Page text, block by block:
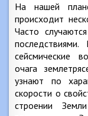
На нашей
происходит
Часто
сейсмические
очага
узнают по
скорости о
строении